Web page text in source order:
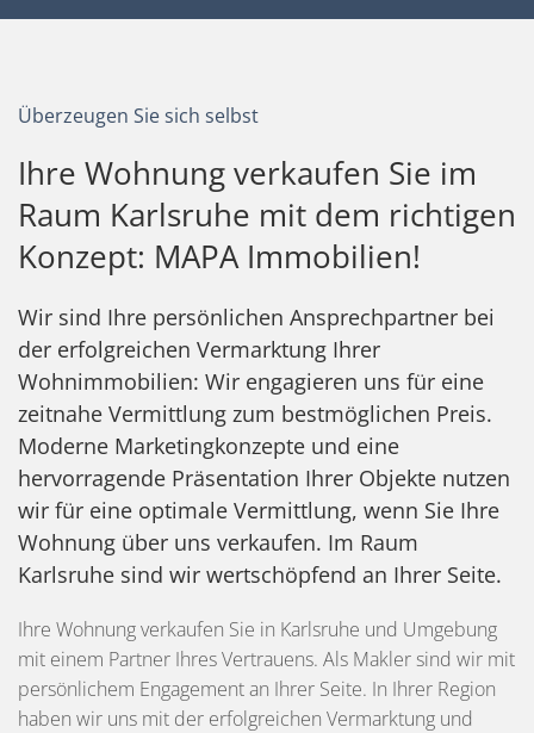
Überzeugen Sie sich selbst
Ihre Wohnung verkaufen Sie im
Raum Karlsruhe mit dem richtigen
Konzept: MAPA Immobilien!
Wir sind Ihre persönlichen Ansprechpartner bei
der erfolgreichen Vermarktung Ihrer
Wohnimmobilien: Wir engagieren uns für eine
zeitnahe Vermittlung zum bestmöglichen Preis.
Moderne Marketingkonzepte und eine
hervorragende Präsentation Ihrer Objekte nutzen
wir für eine optimale Vermittlung, wenn Sie Ihre
Wohnung über uns verkaufen. Im Raum
Karlsruhe sind wir wertschöpfend an Ihrer Seite.
Ihre Wohnung verkaufen Sie in Karlsruhe und Umgebung
mit einem Partner Ihres Vertrauens. Als Makler sind wir mit
persönlichem Engagement an Ihrer Seite. In Ihrer Region
haben wir uns mit der erfolgreichen Vermarktung und